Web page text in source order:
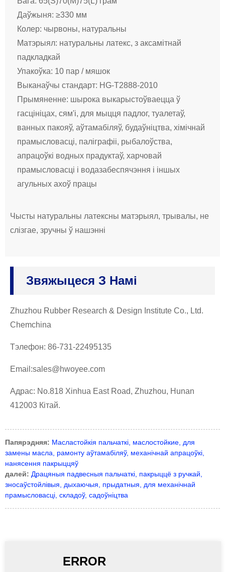
Даўжыня: ≥330 мм
Колер: чырвоны, натуральны
Матэрыял: натуральны латекс, з аксамітнай
падкладкай
Упакоўка: 10 пар / мяшок
Выканаўчы стандарт: HG-T2888-2010
Прымяненне: шырока выкарыстоўваецца ў
гасцініцах, сям'і, для мыцця падлог, туалетаў,
ванных пакояў, аўтамабіляў, будаўніцтва, хімічнай
прамысловасці, паліграфіі, рыбалоўства,
апрацоўкі водных прадуктаў, харчовай
прамысловасці і водазабеспячэння і іншых
агульных ахоў працы
Чысты натуральны латексны матэрыял, трывалы, не
слізгае, зручны ў нашэнні
Звяжыцеся З Намі
Zhuzhou Rubber Research & Design Institute Co., Ltd.
Chemchina
Тэлефон: 86-731-22495135
Email:sales@hwoyee.com
Адрас: No.818 Xinhua East Road, Zhuzhou, Hunan
412003 Кітай.
Папярэдняя: Масластойкія пальчаткі, маслостойкие, для
замены масла, рамонту аўтамабіляў, механічнай апрацоўкі,
нанясення пакрыццяў
далей: Драцяныя падвесныя пальчаткі, пакрыццё з ручкай,
зносаўстойлівыя, дыхаючыя, прыдатныя, для механічнай
прамысловасці, складоў, садоўніцтва